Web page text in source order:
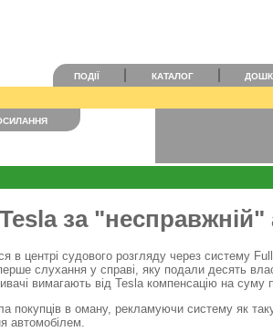
ПОДІЇ КАТАЛОГ
за "несправжній"
в центрі судового розгляду через систему
слухання у справі, яку подали десять
вимагають від Tesla компенсацію на суму
покупців в оману, рекламуючи систему як
автомобілем.